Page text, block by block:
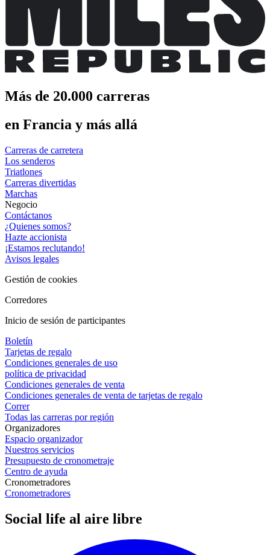
Más de 20.000 carreras
en Francia y más allá
Carreras de carretera
Los senderos
Triatlones
Carreras divertidas
Marchas
Negocio
Contáctanos
¿Quienes somos?
Hazte accionista
¡Estamos reclutando!
Avisos legales
Gestión de cookies
Corredores
Inicio de sesión de participantes
Boletín
Tarjetas de regalo
Condiciones generales de uso
política de privacidad
Condiciones generales de venta
Condiciones generales de venta de tarjetas de regalo
Correr
Todas las carreras por región
Organizadores
Espacio organizador
Nuestros servicios
Presupuesto de cronometraje
Centro de ayuda
Cronometradores
Cronometradores
Social life al aire libre